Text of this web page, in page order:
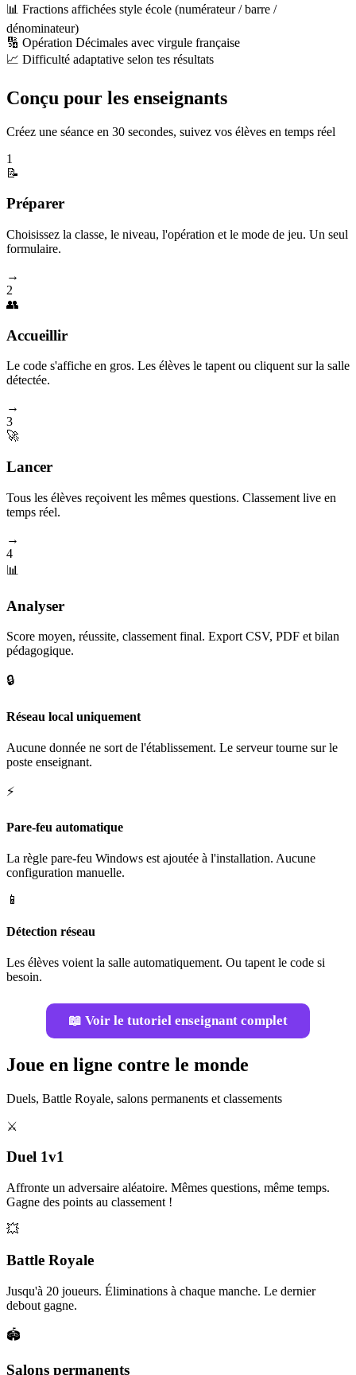
📊 Fractions affichées style école (numérateur / barre /
dénominateur)
🔢 Opération Décimales avec virgule française
📈 Difficulté adaptative selon tes résultats
Conçu pour les enseignants
Créez une séance en 30 secondes, suivez vos élèves en temps réel
1
📝
Préparer
Choisissez la classe, le niveau, l'opération et le mode de jeu. Un seul
formulaire.
→
2
👥
Accueillir
Le code s'affiche en gros. Les élèves le tapent ou cliquent sur la salle
détectée.
→
3
🚀
Lancer
Tous les élèves reçoivent les mêmes questions. Classement live en
temps réel.
→
4
📊
Analyser
Score moyen, réussite, classement final. Export CSV, PDF et bilan
pédagogique.
🔒
Réseau local uniquement
Aucune donnée ne sort de l'établissement. Le serveur tourne sur le
poste enseignant.
⚡
Pare-feu automatique
La règle pare-feu Windows est ajoutée à l'installation. Aucune
configuration manuelle.
📱
Détection réseau
Les élèves voient la salle automatiquement. Ou tapent le code si
besoin.
📖 Voir le tutoriel enseignant complet
Joue en ligne contre le monde
Duels, Battle Royale, salons permanents et classements
⚔️
Duel 1v1
Affronte un adversaire aléatoire. Mêmes questions, même temps.
Gagne des points au classement !
💥
Battle Royale
Jusqu'à 20 joueurs. Éliminations à chaque manche. Le dernier
debout gagne.
🏟️
Salons permanents